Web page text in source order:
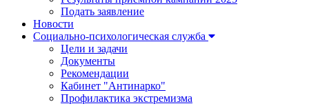
Подать заявление
Новости
Социально-психологическая служба
Цели и задачи
Документы
Рекомендации
Кабинет "Антинарко"
Профилактика экстремизма